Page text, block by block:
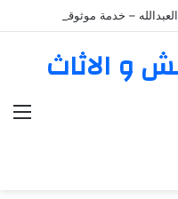
و الاثاث